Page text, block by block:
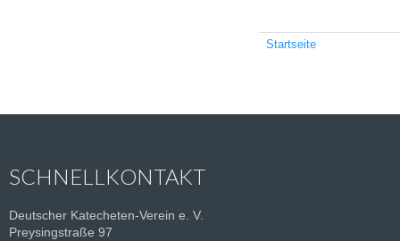
Startseite
SCHNELLKONTAKT
Deutscher Katecheten-Verein e. V.
Preysingstraße 97